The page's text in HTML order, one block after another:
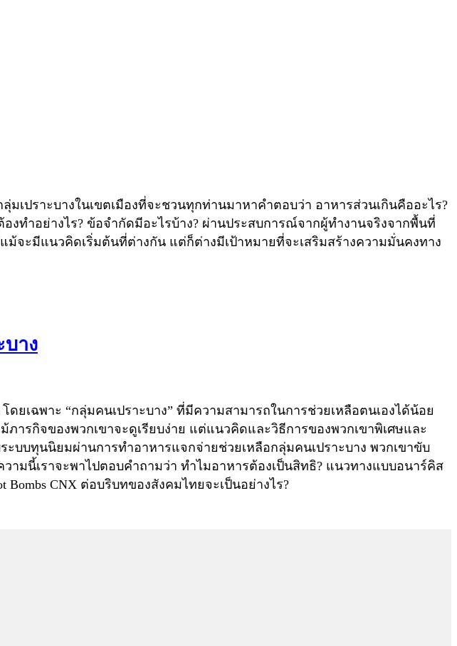
เปราะบางในเขตเมืองที่จะชวนทุกท่านมาหาคำตอบว่า อาหารส่วนเกินคืออะไร?
งทำอย่างไร? ข้อจำกัดมีอะไรบ้าง? ผ่านประสบการณ์จากผู้ทำงานจริงจากพื้นที่
แม้จะมีแนวคิดเริ่มต้นที่ต่างกัน แต่ก็ต่างมีเป้าหมายที่จะเสริมสร้างความมั่นคงทาง
บาง
ยเฉพาะ “กลุ่มคนเปราะบาง” ที่มีความสามารถในการช่วยเหลือตนเองได้น้อย
ารกิจของพวกเขาจะดูเรียบง่าย แต่แนวคิดและวิธีการของพวกเขาพิเศษและ
บบทุนนิยมผ่านการทำอาหารแจกจ่ายช่วยเหลือกลุ่มคนเปราะบาง พวกเขาขับ
ามนี้เราจะพาไปตอบคำถามว่า ทำไมอาหารต้องเป็นสิทธิ? แนวทางแบบอนาร์คิส
CNX ต่อบริบทของสังคมไทยจะเป็นอย่างไร?